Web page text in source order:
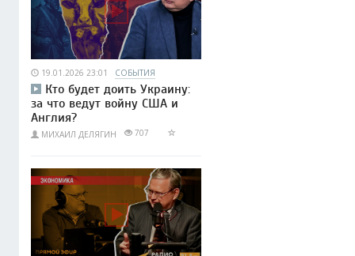
19.01.2026 23:01 СОБЫТИЯ
Кто будет доить Украину:
за что ведут войну США и
Англия?
МИХАИЛ ДЕЛЯГИН 707